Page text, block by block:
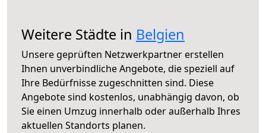
Weitere Städte in Belgien
Unsere geprüften Netzwerkpartner erstellen
Ihnen unverbindliche Angebote, die speziell auf
Ihre Bedürfnisse zugeschnitten sind. Diese
Angebote sind kostenlos, unabhängig davon, ob
Sie einen Umzug innerhalb oder außerhalb Ihres
aktuellen Standorts planen.